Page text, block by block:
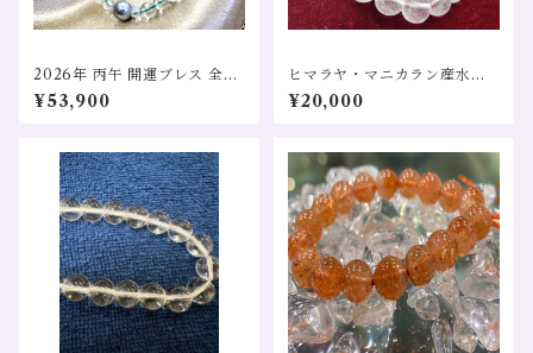
2026年 丙午 開運ブレス 全体
運 金運 仕事運 恋愛運 スーパ
ーセブン タイチンルチル ギベ
¥53,900
ヒマラヤ・マニカラン産水晶
AA 直径10mm ブレスレット
浄化 ヒーリング 瞑想 チャクラ
¥20,000